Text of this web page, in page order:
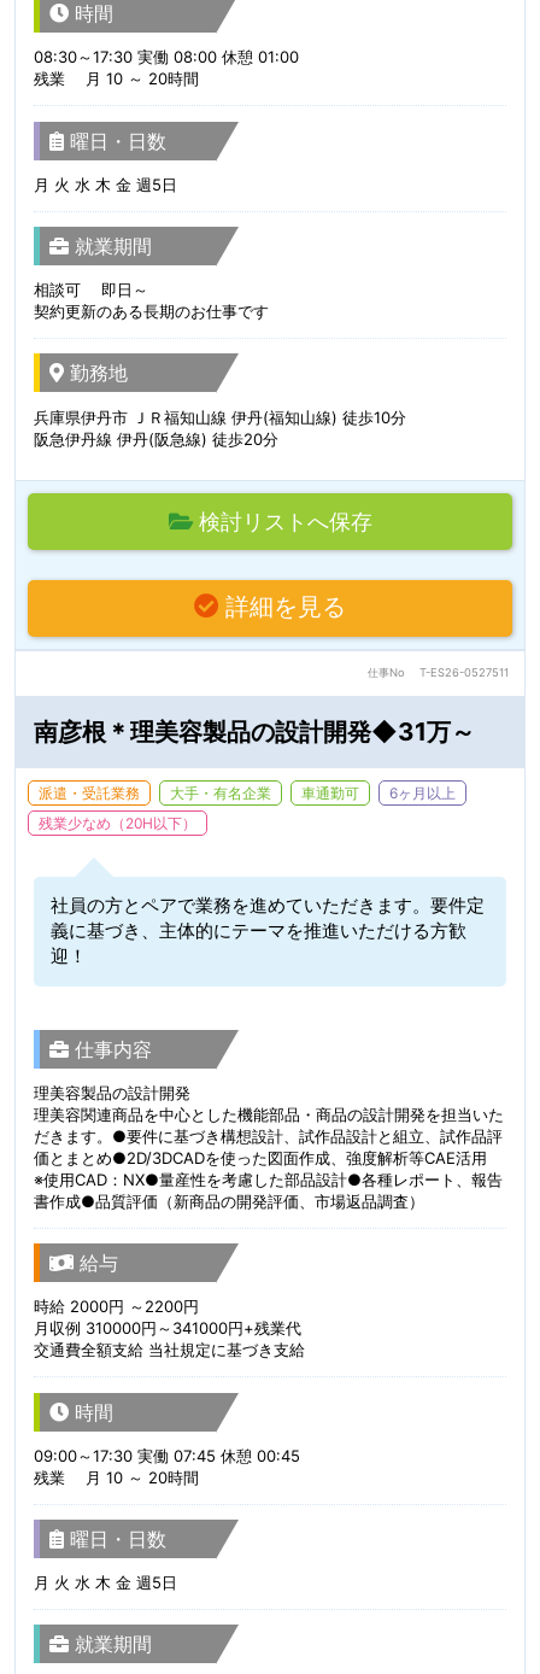
時間
08:30～17:30 実働 08:00 休憩 01:00
残業 月 10 ～ 20時間
曜日・日数
月 火 水 木 金 週5日
就業期間
相談可 即日～
契約更新のある長期のお仕事です
勤務地
兵庫県伊丹市 ＪＲ福知山線 伊丹(福知山線) 徒歩10分
阪急伊丹線 伊丹(阪急線) 徒歩20分
検討リストへ保存
詳細を見る
仕事No T-ES26-0527511
南彦根＊理美容製品の設計開発◆31万～
派遣・受託業務 大手・有名企業 車通勤可
6ヶ月以上
残業少なめ（20H以下）
社員の方とペアで業務を進めていただきます。要件定
義に基づき、主体的にテーマを推進いただける方歓
迎！
仕事内容
理美容製品の設計開発
理美容関連商品を中心とした機能部品・商品の設計開発を担当いた
だきます。●要件に基づき構想設計、試作品設計と組立、試作品評
価とまとめ●2D/3DCADを使った図面作成、強度解析等CAE活用
※使用CAD：NX●量産性を考慮した部品設計●各種レポート、報告
書作成●品質評価（新商品の開発評価、市場返品調査）
給与
時給 2000円 ～2200円
月収例 310000円～341000円+残業代
交通費全額支給 当社規定に基づき支給
時間
09:00～17:30 実働 07:45 休憩 00:45
残業 月 10 ～ 20時間
曜日・日数
月 火 水 木 金 週5日
就業期間